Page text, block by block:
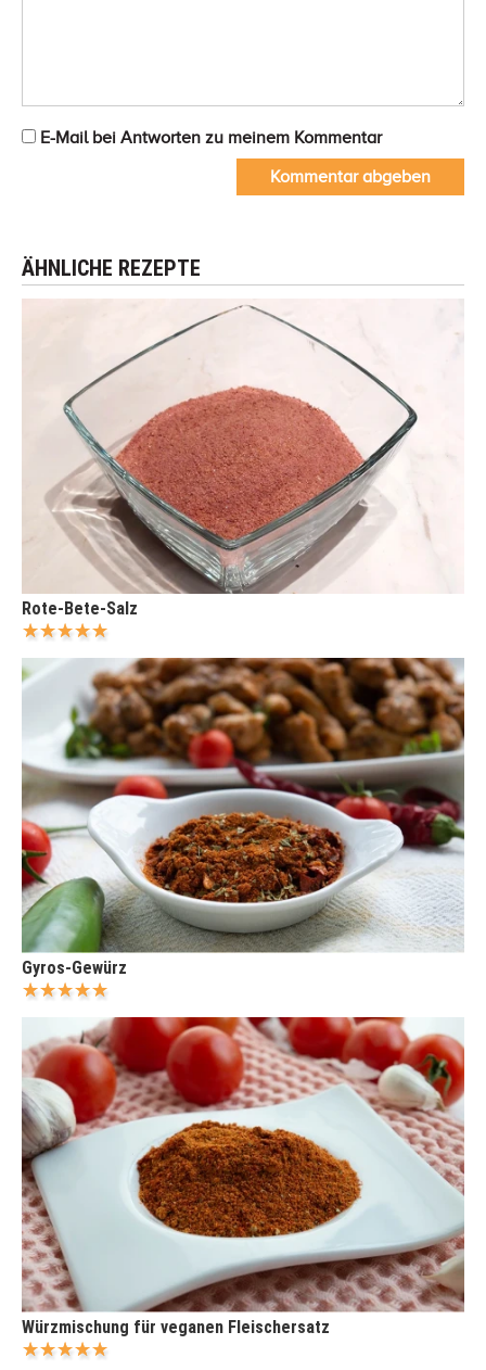
E-Mail bei Antworten zu meinem Kommentar
Kommentar abgeben
ÄHNLICHE REZEPTE
Rote-Bete-Salz
Gyros-Gewürz
Würzmischung für veganen Fleischersatz